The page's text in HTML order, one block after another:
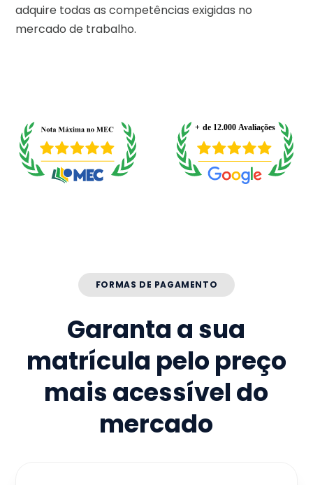
adquire todas as competências exigidas no
mercado de trabalho.
FORMAS DE PAGAMENTO
Garanta a sua
matrícula pelo preço
mais acessível do
mercado